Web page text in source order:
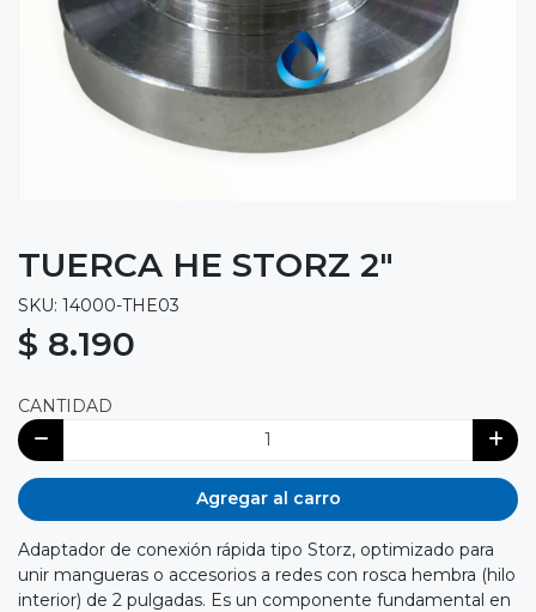
TUERCA HE STORZ 2"
SKU: 14000-THE03
$ 8.190
CANTIDAD
Agregar al carro
Adaptador de conexión rápida tipo Storz, optimizado para
unir mangueras o accesorios a redes con rosca hembra (hilo
interior) de 2 pulgadas. Es un componente fundamental en